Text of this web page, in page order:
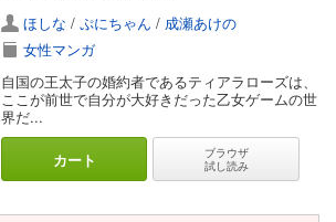
ほしな / ぷにちゃん / 成瀬あけの
女性マンガ
自国の王太子の婚約者であるティアラローズは、
ここが前世で自分が大好きだった乙女ゲームの世
界だ...
カート
ブラウザ
試し読み